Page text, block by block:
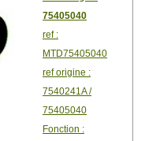
75405040
ref :
MTD75405040
ref origine :
7540241A /
75405040
Fonction :